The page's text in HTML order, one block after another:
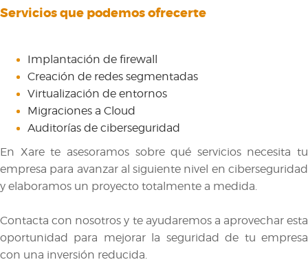
Servicios que podemos ofrecerte
Implantación de firewall
Creación de redes segmentadas
Virtualización de entornos
Migraciones a Cloud
Auditorías de ciberseguridad
En Xare te asesoramos sobre qué servicios necesita tu
empresa para avanzar al siguiente nivel en ciberseguridad
y elaboramos un proyecto totalmente a medida.
Contacta con nosotros y te ayudaremos a aprovechar esta
oportunidad para mejorar la seguridad de tu empresa
con una inversión reducida.